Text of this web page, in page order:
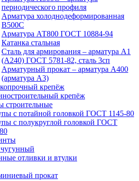
периодического профиля
Арматура холоднодеформированная
В500С
Арматура АТ800 ГОСТ 10884-94
Катанка стальная
Сталь для армирования – арматура А1
(А240) ГОСТ 5781-82, сталь 3сп
Арматурный прокат – арматура А400
(арматура А3)
крепёж
крепёж
строительные
с потайной головкой ГОСТ 1145-80
с полукруглой головкой ГОСТ
отливки и втулки
прокат